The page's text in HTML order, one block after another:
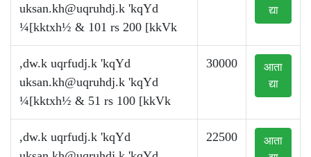
uksan.kh@uqruhdj.k 'kqYd
¼[kktxh½ & 101 rs 200 [kkVk
द्या
,dw.k uqrfudj.k 'kqYd
uksan.kh@uqruhdj.k 'kqYd
¼[kktxh½ & 51 rs 100 [kkVk
30000
आता
द्या
,dw.k uqrfudj.k 'kqYd
22500
आता